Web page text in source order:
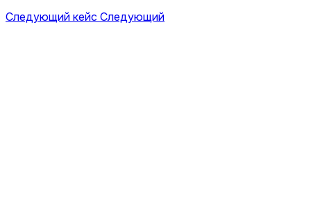
Следующий кейс Следующий